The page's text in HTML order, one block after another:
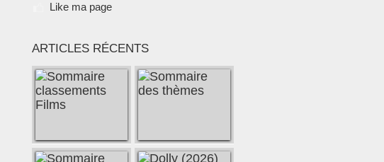
Like ma page
ARTICLES RÉCENTS